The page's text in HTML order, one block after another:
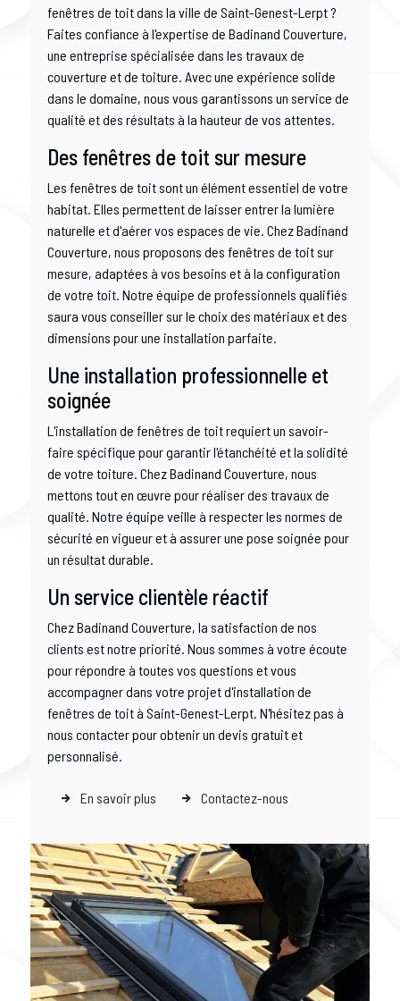
fenêtres de toit dans la ville de Saint-Genest-Lerpt ?
Faites confiance à l'expertise de Badinand Couverture,
une entreprise spécialisée dans les travaux de
couverture et de toiture. Avec une expérience solide
dans le domaine, nous vous garantissons un service de
qualité et des résultats à la hauteur de vos attentes.
Des fenêtres de toit sur mesure
Les fenêtres de toit sont un élément essentiel de votre
habitat. Elles permettent de laisser entrer la lumière
naturelle et d'aérer vos espaces de vie. Chez Badinand
Couverture, nous proposons des fenêtres de toit sur
mesure, adaptées à vos besoins et à la configuration
de votre toit. Notre équipe de professionnels qualifiés
saura vous conseiller sur le choix des matériaux et des
dimensions pour une installation parfaite.
Une installation professionnelle et
soignée
L'installation de fenêtres de toit requiert un savoir-
faire spécifique pour garantir l'étanchéité et la solidité
de votre toiture. Chez Badinand Couverture, nous
mettons tout en œuvre pour réaliser des travaux de
qualité. Notre équipe veille à respecter les normes de
sécurité en vigueur et à assurer une pose soignée pour
un résultat durable.
Un service clientèle réactif
Chez Badinand Couverture, la satisfaction de nos
clients est notre priorité. Nous sommes à votre écoute
pour répondre à toutes vos questions et vous
accompagner dans votre projet d'installation de
fenêtres de toit à Saint-Genest-Lerpt. N'hésitez pas à
nous contacter pour obtenir un devis gratuit et
personnalisé.
En savoir plus Contactez-nous